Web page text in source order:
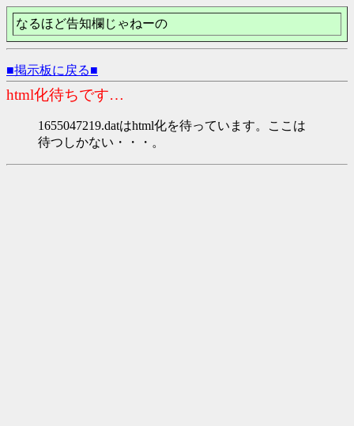
なるほど告知欄じゃねーの
■掲示板に戻る■
html化待ちです…
1655047219.datはhtml化を待っています。ここは
待つしかない・・・。